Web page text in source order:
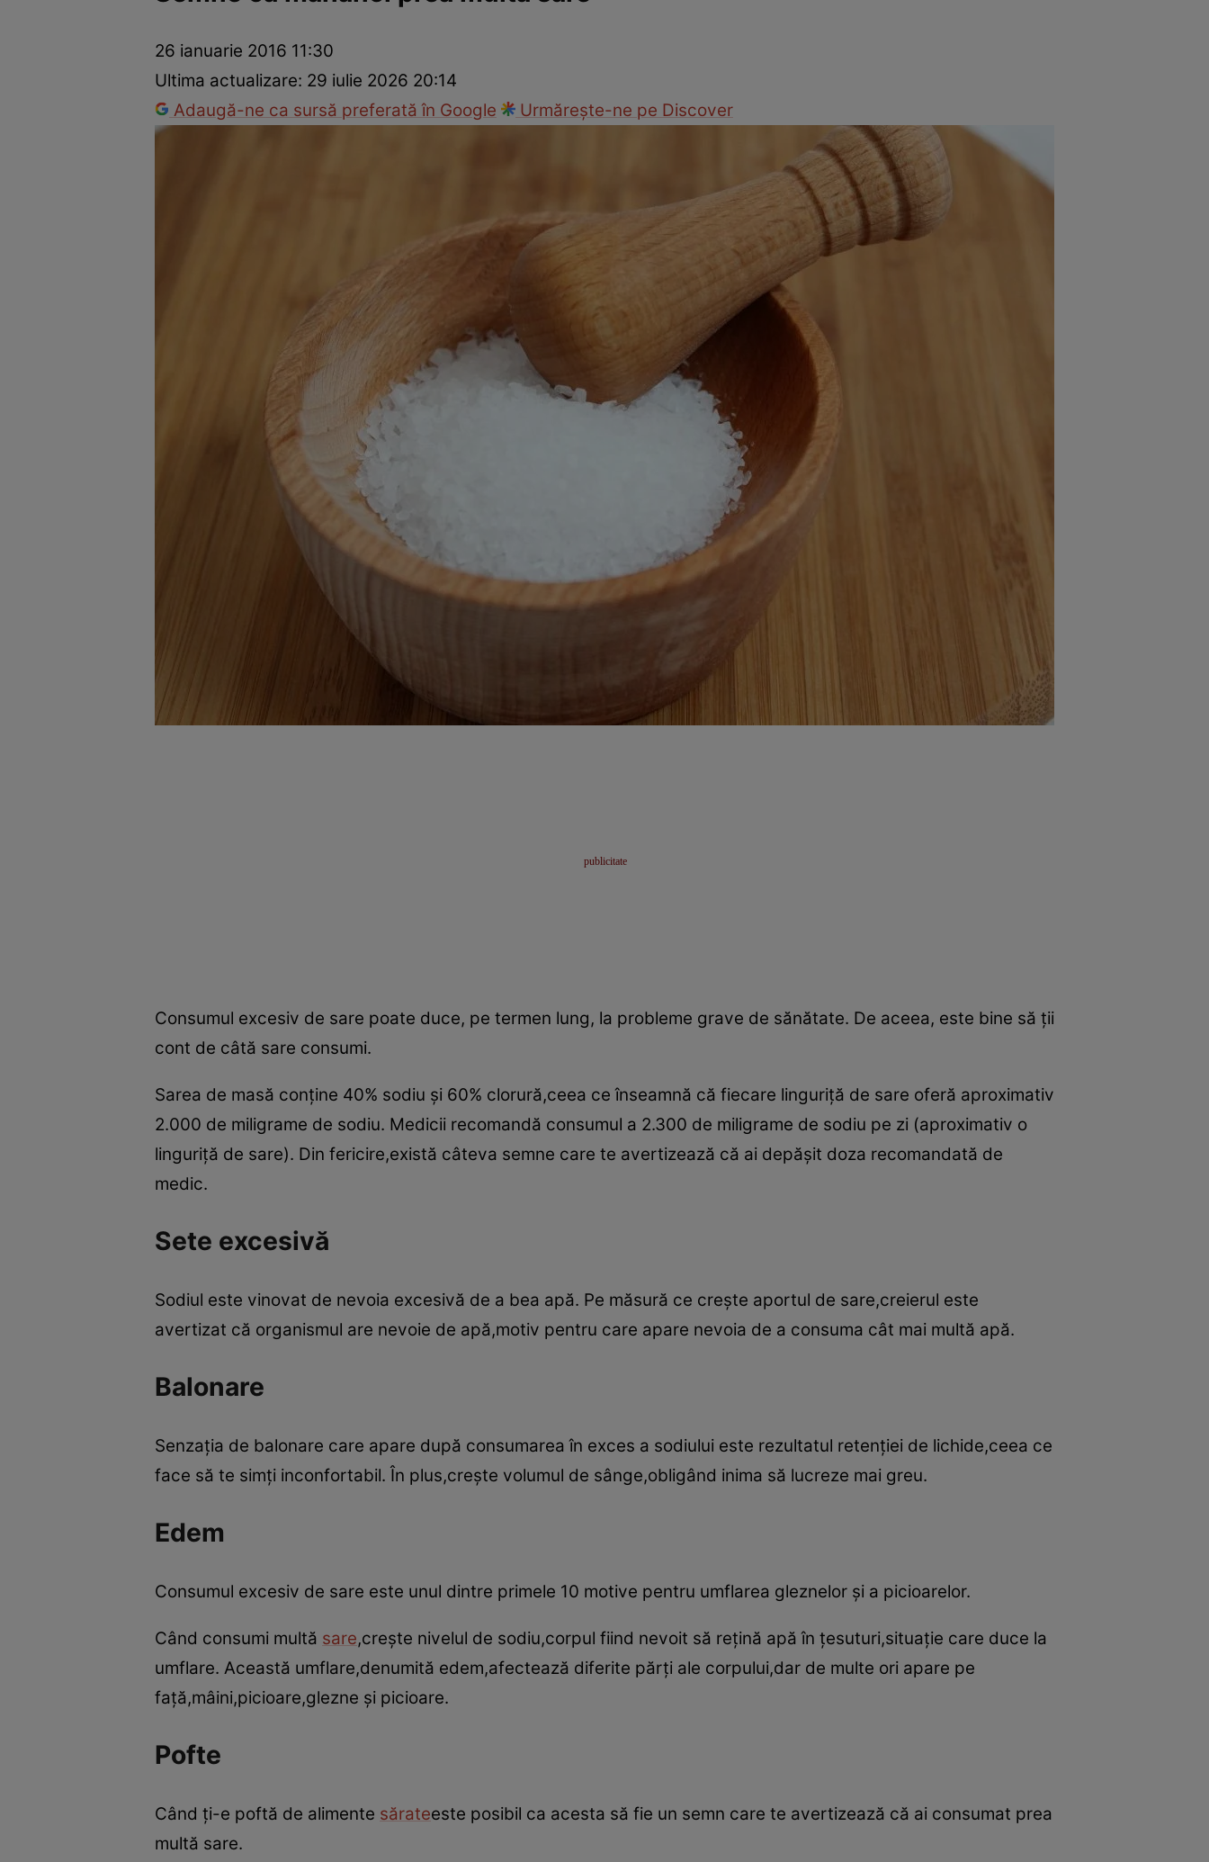
Dezvoltare personalăÎngrijire personalăCasă și grădină
26 ianuarie 2016 11:30
Ultima actualizare: 29 iulie 2026 20:14
Adaugă-ne ca sursă preferată în Google
Urmărește-ne pe Discover
Consumul excesiv de sare poate duce, pe termen lung, la probleme grave de sănătate. De aceea, este bine să ţii
cont de câtă sare consumi.
Sarea de masă conţine 40% sodiu şi 60% clorură,ceea ce înseamnă că fiecare linguriţă de sare oferă aproximativ
2.000 de miligrame de sodiu. Medicii recomandă consumul a 2.300 de miligrame de sodiu pe zi (aproximativ o
linguriţă de sare). Din fericire,există câteva semne care te avertizează că ai depăşit doza recomandată de
medic.
Sete excesivă
Sodiul este vinovat de nevoia excesivă de a bea apă. Pe măsură ce creşte aportul de sare,creierul este
avertizat că organismul are nevoie de apă,motiv pentru care apare nevoia de a consuma cât mai multă apă.
Balonare
Senzaţia de balonare care apare după consumarea în exces a sodiului este rezultatul retenţiei de lichide,ceea ce
face să te simţi inconfortabil. În plus,creşte volumul de sânge,obligând inima să lucreze mai greu.
Edem
Consumul excesiv de sare este unul dintre primele 10 motive pentru umflarea gleznelor şi a picioarelor.
Când consumi multă sare,creşte nivelul de sodiu,corpul fiind nevoit să reţină apă în ţesuturi,situaţie care duce la
umflare. Această umflare,denumită edem,afectează diferite părţi ale corpului,dar de multe ori apare pe
faţă,mâini,picioare,glezne şi picioare.
Pofte
Când ţi-e poftă de alimente sărateeste posibil ca acesta să fie un semn care te avertizează că ai consumat prea
multă sare.